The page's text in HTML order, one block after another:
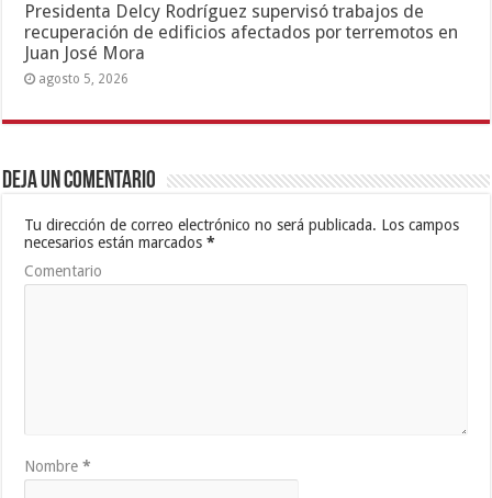
Presidenta Delcy Rodríguez supervisó trabajos de
recuperación de edificios afectados por terremotos en
Juan José Mora
agosto 5, 2026
Deja un comentario
Tu dirección de correo electrónico no será publicada. Los campos
necesarios están marcados*
Comentario
Nombre*